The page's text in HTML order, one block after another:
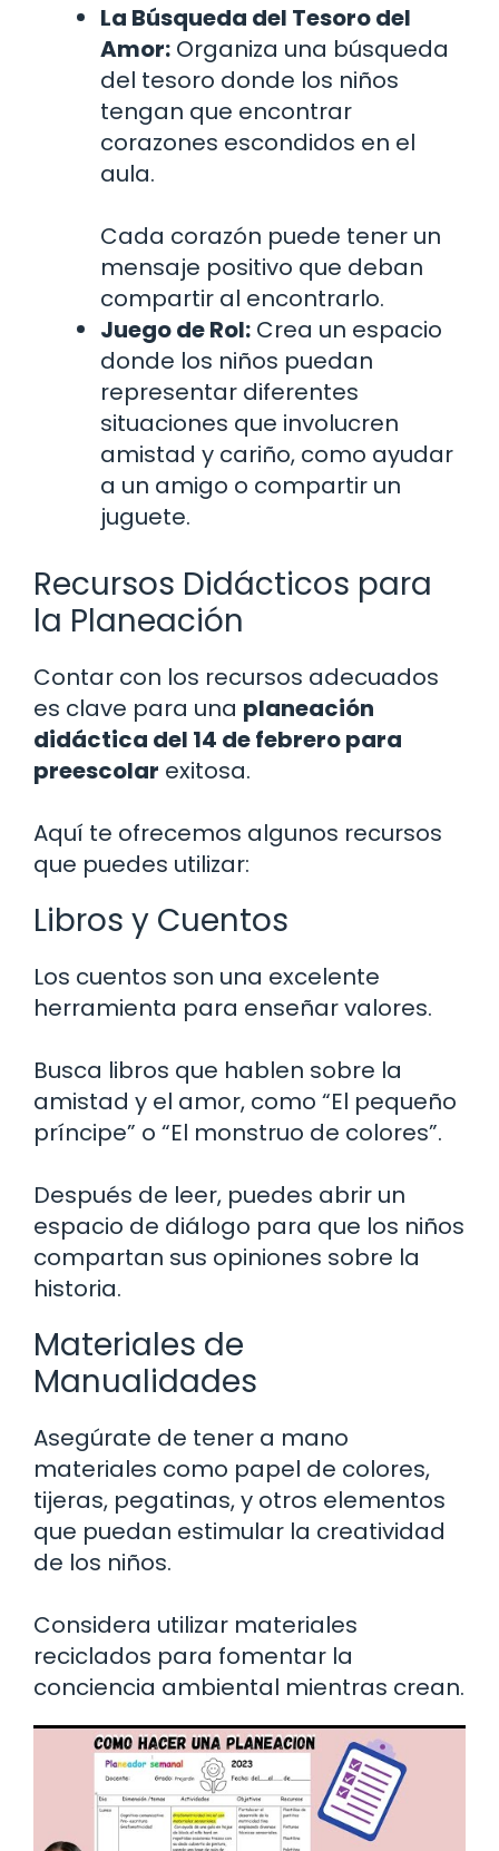
La Búsqueda del Tesoro del
Amor: Organiza una búsqueda
del tesoro donde los niños
tengan que encontrar
corazones escondidos en el
aula.
Cada corazón puede tener un
mensaje positivo que deban
compartir al encontrarlo.
Juego de Rol: Crea un espacio
donde los niños puedan
representar diferentes
situaciones que involucren
amistad y cariño, como ayudar
a un amigo o compartir un
juguete.
Recursos Didácticos para
la Planeación
Contar con los recursos adecuados
es clave para una planeación
didáctica del 14 de febrero para
preescolar exitosa.
Aquí te ofrecemos algunos recursos
que puedes utilizar:
Libros y Cuentos
Los cuentos son una excelente
herramienta para enseñar valores.
Busca libros que hablen sobre la
amistad y el amor, como “El pequeño
príncipe” o “El monstruo de colores”.
Después de leer, puedes abrir un
espacio de diálogo para que los niños
compartan sus opiniones sobre la
historia.
Materiales de
Manualidades
Asegúrate de tener a mano
materiales como papel de colores,
tijeras, pegatinas, y otros elementos
que puedan estimular la creatividad
de los niños.
Considera utilizar materiales
reciclados para fomentar la
conciencia ambiental mientras crean.